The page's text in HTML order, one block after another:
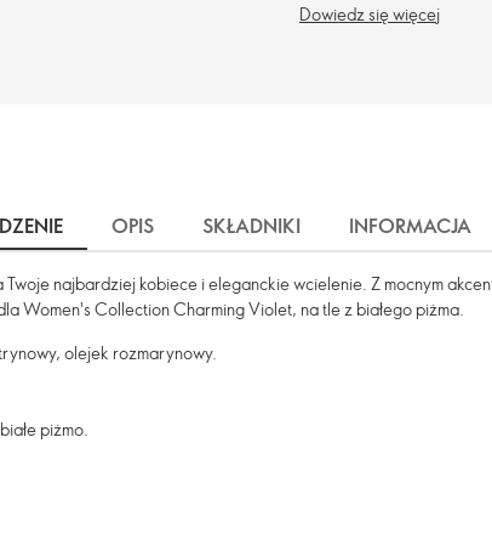
Dowiedz się więcej
OPIS SKŁADNIKI INFORMACJA
najbardziej kobiece i eleganckie wcielenie. Z mocnym
Women's Collection Charming Violet, na tle z białego piżma.
olejek rozmarynowy.
piżmo.